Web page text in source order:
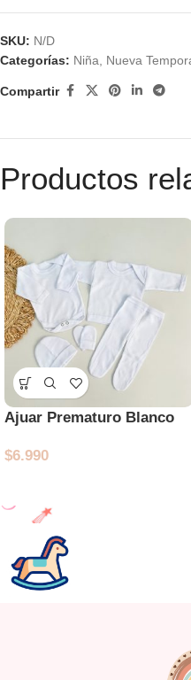
SKU: N/D
Categorías: Niña, Nueva
Compartir
Productos
Ajuar Prematuro Blanco
$6.990